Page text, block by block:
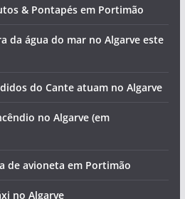
& Pontapés em Portimão
da água do mar no Algarve este
do Cante atuam no Algarve
no Algarve (em
de avioneta em Portimão
no Algarve